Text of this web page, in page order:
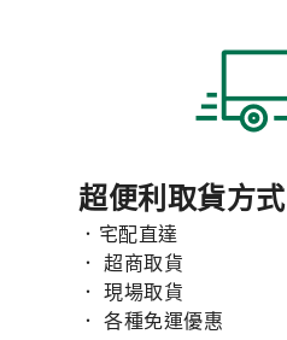
超便利取貨方式
．宅配直達
． 超商取貨
． 現場取貨
． 各種免運優惠